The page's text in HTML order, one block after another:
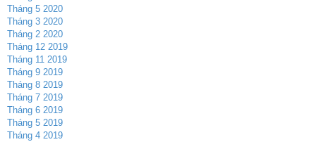
Tháng 5 2020
Tháng 3 2020
Tháng 2 2020
Tháng 12 2019
Tháng 11 2019
Tháng 9 2019
Tháng 8 2019
Tháng 7 2019
Tháng 6 2019
Tháng 5 2019
Tháng 4 2019